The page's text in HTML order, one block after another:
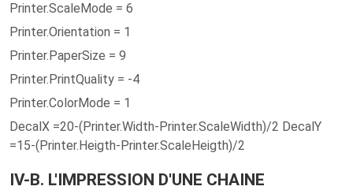
Printer.ScaleMode = 6
Printer.Orientation = 1
Printer.PaperSize = 9
Printer.PrintQuality = -4
Printer.ColorMode = 1
DecalX =20-(Printer.Width-Printer.ScaleWidth)/2 DecalY
=15-(Printer.Heigth-Printer.ScaleHeigth)/2
IV-B. L'IMPRESSION D'UNE CHAINE